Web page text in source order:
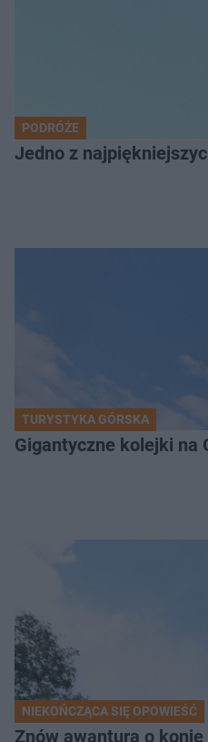
PODRÓŻE
Jedno z
TURYSTYKA GÓRSKA
Gigantyczne kolejki na
NIEKOŃCZĄCA SIĘ OPOWIEŚĆ
Znów awantura o